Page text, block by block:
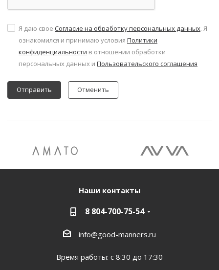
Я даю свое Согласие на обработку персональных данных. Я
ознакомился и принимаю условия Политики
конфиденциальности в отношении обработки
персональных данных и Пользовательского соглашения
Отменить
Наши контакты
8 804-700-75-54
info@good-manners.ru
Время работы: с 8:30 до 17:30